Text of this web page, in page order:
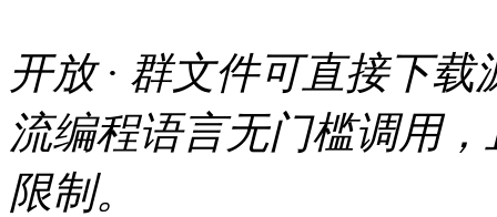
开放 · 群文件可直接下
流编程语言无门槛调用
限制。